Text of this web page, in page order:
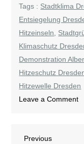
Tags : Stadtklima
Entsiegelung
Hitzeinseln
Klimaschutz
Demonstration
Hitzeschutz
Hitzewelle Dresden
Leave a Commenton
Previous
Previous